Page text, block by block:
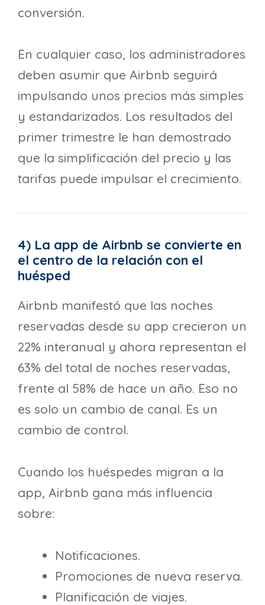
conversión.
En cualquier caso, los administradores
deben asumir que Airbnb seguirá
impulsando unos precios más simples
y estandarizados. Los resultados del
primer trimestre le han demostrado
que la simplificación del precio y las
tarifas puede impulsar el crecimiento.
4) La app de Airbnb se convierte en
el centro de la relación con el
huésped
Airbnb manifestó que las noches
reservadas desde su app crecieron un
22% interanual y ahora representan el
63% del total de noches reservadas,
frente al 58% de hace un año. Eso no
es solo un cambio de canal. Es un
cambio de control.
Cuando los huéspedes migran a la
app, Airbnb gana más influencia
sobre:
Notificaciones.
Promociones de nueva reserva.
Planificación de viajes.